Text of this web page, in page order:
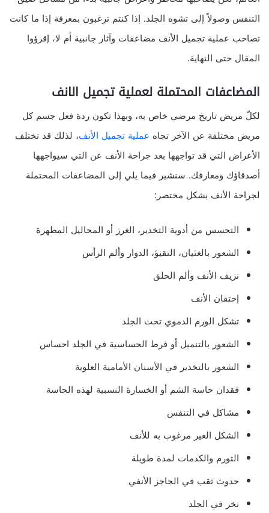
التنفس وصولاً إلى تشوه الجلد. إذا كنتم ترغبون بمعرفة إذا ما كانت
تصاحب عملية تجميل الأنف مضاعفات وآثار جانبية أم لا، إقرؤوا
المقال حتى النهاية.
المضاعفات المحتملة لعملية تجميل الانف
لكلّ مريض تاريخ مرضي خاص به، وبهذا تكون ردة فعل جسم كل
مريض مختلفة عن الآخر تجاه عملية تجميل الأنف، لذلك قد تختلف
الأعراض التي قد تواجهها بعد جراحة الأنف عن التي سيواجهها
أصدقاؤك ومعارفك. سنشير فيما يلي إلى المضاعفات المحتملة
لجراحة الأنف بشكل مختصر:
التحسس من أدوية التخدير، الغرز أو المحاليل المطهرة
الشعور بالغثيان، التقيؤ، الدوار وألم الرأس
نزيف الأنف وألم الحلق
إحتقان الأنف
تشكل الورم الدموي تحت الجلد
الشعور بالتنميل أو فرط الحساسية في الجلد احساس
الشعور بالتخدير في الأسنان الأمامية العلوية
فقدان حاسة الشم أو الخسارة النسبية لهذه الحاسة
مشاكل في التنفس
الشكل الغير مرغوب به للأنف
التورم والكدمات لمدة طويلة
حدوث ثقب في الحاجز الأنفي
نخر في الجلد